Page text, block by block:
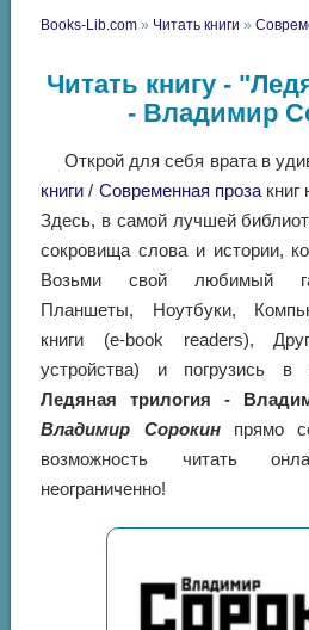
Books-Lib.com » Читать книги »
Читать книгу -
- Владимир
Открой для себя врата в
книги / Современная прозакниг
Здесь, в самой лучшей
сокровища слова и истории,
Возьми свой любимый
Планшеты, Ноутбуки,
книги (e-book readers),
устройства) и погрузись в
Ледяная трилогия -
Владимир Сорокинпрямо
возможность читать
неограниченно!